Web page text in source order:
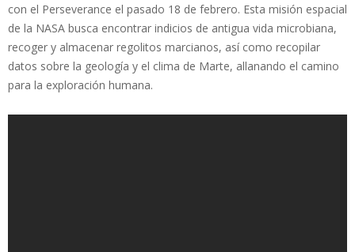
con el Perseverance el pasado 18 de febrero. Esta misión espacial
de la NASA busca encontrar indicios de antigua vida microbiana,
recoger y almacenar regolitos marcianos, así como recopilar
datos sobre la geología y el clima de Marte, allanando el camino
para la exploración humana.